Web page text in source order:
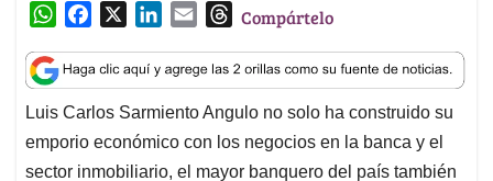
W
a
t
s
A
p
c
e
b
o
o
n
k
e
d
I
a
i
l
T
r
e
a
d
s
Compártelo
Luis Carlos Sarmiento Angulo no solo ha construido su
emporio económico con los negocios en la banca y el
sector inmobiliario, el mayor banquero del país también